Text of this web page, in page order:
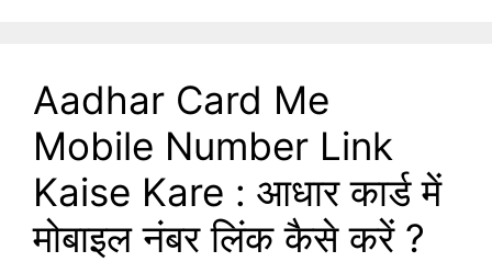
Aadhar Card Me
Mobile Number Link
Kaise Kare : आधार कार्ड में
मोबाइल नंबर लिंक कैसे करें ?